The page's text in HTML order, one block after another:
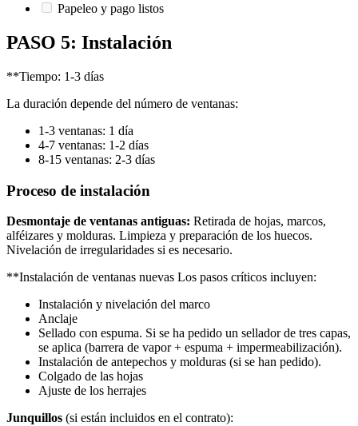
Papeleo y pago listos
PASO 5: Instalación
**Tiempo: 1-3 días
La duración depende del número de ventanas:
1-3 ventanas: 1 día
4-7 ventanas: 1-2 días
8-15 ventanas: 2-3 días
Proceso de instalación
Desmontaje de ventanas antiguas: Retirada de hojas, marcos,
alféizares y molduras. Limpieza y preparación de los huecos.
Nivelación de irregularidades si es necesario.
**Instalación de ventanas nuevas Los pasos críticos incluyen:
Instalación y nivelación del marco
Anclaje
Sellado con espuma. Si se ha pedido un sellador de tres capas,
se aplica (barrera de vapor + espuma + impermeabilización).
Instalación de antepechos y molduras (si se han pedido).
Colgado de las hojas
Ajuste de los herrajes
Junquillos (si están incluidos en el contrato):